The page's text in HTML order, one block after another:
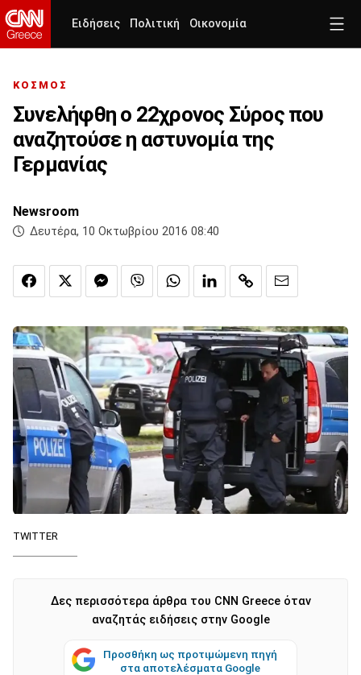
Ειδήσεις Πολιτική Οικονομία
ΚΟΣΜΟΣ
Συνελήφθη ο 22χρονος Σύρος που
αναζητούσε η αστυνομία της
Γερμανίας
Newsroom
Δευτέρα, 10 Οκτωβρίου 2016 08:40
TWITTER
Δες περισσότερα άρθρα του CNN Greece όταν
αναζητάς ειδήσεις στην Google
Προσθήκη ως προτιμώμενη πηγή
στα αποτελέσματα Google